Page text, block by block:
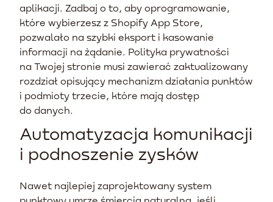
aplikacji. Zadbaj o to, aby oprogramowanie,
które wybierzesz z Shopify App Store,
pozwalało na szybki eksport i kasowanie
informacji na żądanie. Polityka prywatności
na Twojej stronie musi zawierać zaktualizowany
rozdział opisujący mechanizm działania punktów
i podmioty trzecie, które mają dostęp
do danych.
Automatyzacja komunikacji
i podnoszenie zysków
Nawet najlepiej zaprojektowany system